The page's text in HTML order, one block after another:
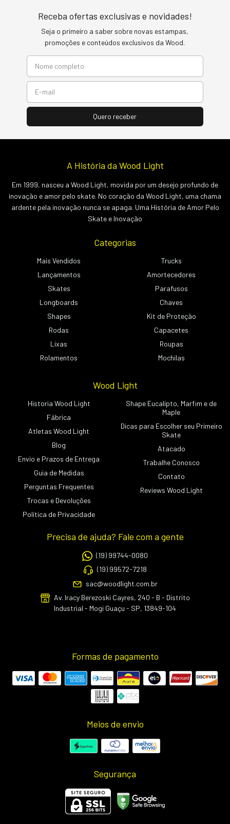
Receba ofertas exclusivas e novidades!
Seja o primeiro a saber sobre novas estampas,
promoções e conteúdos exclusivos da Wood.
A História da Wood Light
Em 1999, nasceu a Wood Light, movida por um desejo profundo de
inovação e amor pelo skate. No coração da Wood Light, uma chama
ardente pela inovação nunca se apaga. Uma História de Amor Pelo
Skate e Inovação
Categorias
Mais Vendidos
Lançamentos
Skates
Longboards
Shapes
Rodas
Lixas
Rolamentos
Trucks
Amortecedores
Parafusos
Chaves
Kit de Proteção
Capacetes
Roupas
Mochilas
Wood Light
Historia Wood Light
Fábrica
Atletas Wood Light
Blog
Envio e Prazos de Entrega
Guia de Medidas
Perguntas Frequentes
Trocas e Devoluções
Política de Privacidade
Shape Eucalipto, Marfim e de
Maple
Dicas para Escolher seu Primeiro
Skate
Atacado
Trabalhe Conosco
Contato
Reviews Wood Light
Precisa de ajuda? Fale com a gente
(19) 99744-0080
(19) 99572-7218
sac@woodlight.com.br
Av. Iracy Berezoski Cayres, 240 - B - Distrito
Industrial - Mogi Guaçu - SP, 13849-104
Formas de pagamento
Meios de envio
Segurança